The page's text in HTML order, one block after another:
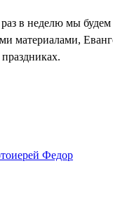
в неделю мы будем
материалами,
Федор